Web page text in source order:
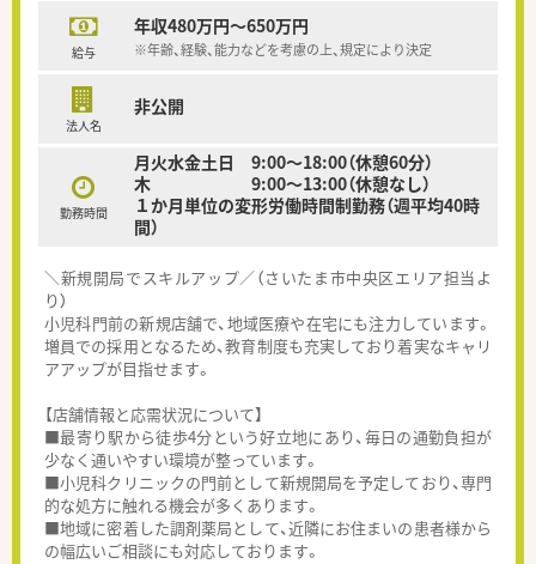
給与
年収480万円～650万円
※年齢、経験、能力などを考慮の上、規定により決定
法人名
非公開
勤務時間
月火水金土日 9:00～18:00（休憩60分）
木 9:00～13:00（休憩なし）
１か月単位の変形労働時間制勤務（週平均40時
間）
＼新規開局でスキルアップ／（さいたま市中央区エリア担当よ
り）
小児科門前の新規店舗で、地域医療や在宅にも注力しています。
増員での採用となるため、教育制度も充実しており着実なキャリ
アアップが目指せます。
【店舗情報と応需状況について】
■最寄り駅から徒歩4分という好立地にあり、毎日の通勤負担が
少なく通いやすい環境が整っています。
■小児科クリニックの門前として新規開局を予定しており、専門
的な処方に触れる機会が多くあります。
■地域に密着した調剤薬局として、近隣にお住まいの患者様から
の幅広いご相談にも対応しております。